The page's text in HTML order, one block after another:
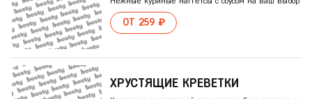
ОТ 259 ₽
ХРУСТЯЩИЕ КРЕВЕТКИ